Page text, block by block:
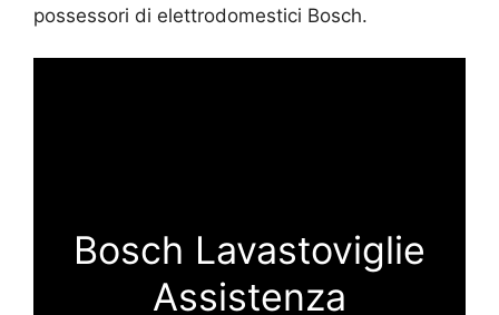
possessori di elettrodomestici Bosch.
Bosch Lavastoviglie
Assistenza